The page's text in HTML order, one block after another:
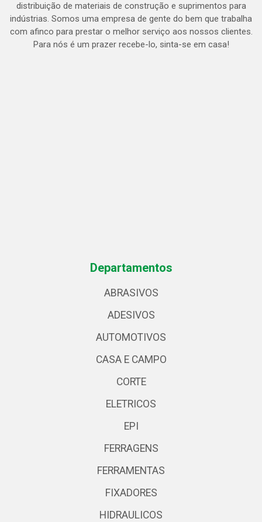
distribuição de materiais de construção e suprimentos para
indústrias. Somos uma empresa de gente do bem que trabalha
com afinco para prestar o melhor serviço aos nossos clientes.
Para nós é um prazer recebe-lo, sinta-se em casa!
Departamentos
ABRASIVOS
ADESIVOS
AUTOMOTIVOS
CASA E CAMPO
CORTE
ELETRICOS
EPI
FERRAGENS
FERRAMENTAS
FIXADORES
HIDRAULICOS